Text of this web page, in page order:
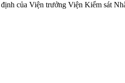
của Viện trưởng Viện Kiểm sát